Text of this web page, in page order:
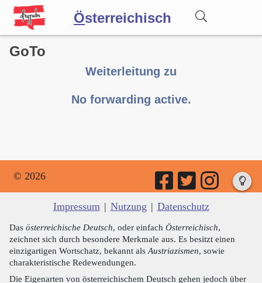
Österreichisch
Wörterbuch
GoTo
Weiterleitung zu
No forwarding active.
© 2026
Impressum | Nutzung | Datenschutz
Das österreichische Deutsch, oder einfach Österreichisch,
zeichnet sich durch besondere Merkmale aus. Es besitzt einen
einzigartigen Wortschatz, bekannt als Austriazismen, sowie
charakteristische Redewendungen.
Die Eigenarten von österreichischem Deutsch gehen jedoch über